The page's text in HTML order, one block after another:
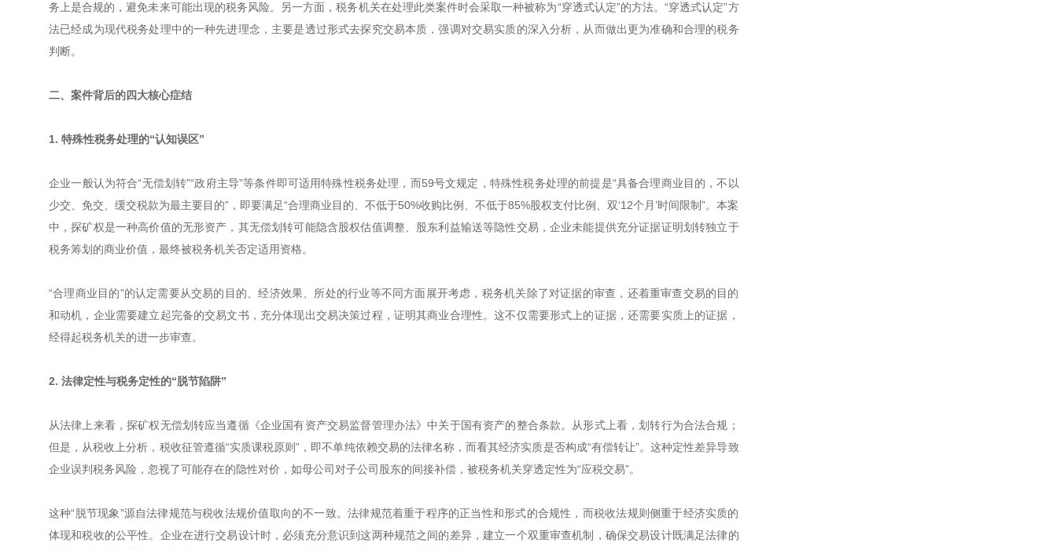
务上是合规的，避免未来可能出现的税务风险。另一方面，税务机关在处理此类案件时会采取一种被称为“穿透式认定”的方法。“穿透式认定”方
法已经成为现代税务处理中的一种先进理念，主要是透过形式去探究交易本质，强调对交易实质的深入分析，从而做出更为准确和合理的税务
判断。
二、案件背后的四大核心症结
1. 特殊性税务处理的“认知误区”
企业一般认为符合“无偿划转”“政府主导”等条件即可适用特殊性税务处理，而59号文规定，特殊性税务处理的前提是“具备合理商业目的，不以
少交、免交、缓交税款为最主要目的”，即要满足“合理商业目的、不低于50%收购比例、不低于85%股权支付比例、双‘12个月’时间限制”。本案
中，探矿权是一种高价值的无形资产，其无偿划转可能隐含股权估值调整、股东利益输送等隐性交易，企业未能提供充分证据证明划转独立于
税务筹划的商业价值，最终被税务机关否定适用资格。
“合理商业目的”的认定需要从交易的目的、经济效果、所处的行业等不同方面展开考虑，税务机关除了对证据的审查，还着重审查交易的目的
和动机，企业需要建立起完备的交易文书，充分体现出交易决策过程，证明其商业合理性。这不仅需要形式上的证据，还需要实质上的证据，
经得起税务机关的进一步审查。
2. 法律定性与税务定性的“脱节陷阱”
从法律上来看，探矿权无偿划转应当遵循《企业国有资产交易监督管理办法》中关于国有资产的整合条款。从形式上看，划转行为合法合规；
但是，从税收上分析，税收征管遵循“实质课税原则”，即不单纯依赖交易的法律名称，而看其经济实质是否构成“有偿转让”。这种定性差异导致
企业误判税务风险，忽视了可能存在的隐性对价，如母公司对子公司股东的间接补偿，被税务机关穿透定性为“应税交易”。
这种“脱节现象”源自法律规范与税收法规价值取向的不一致。法律规范着重于程序的正当性和形式的合规性，而税收法规则侧重于经济实质的
体现和税收的公平性。企业在进行交易设计时，必须充分意识到这两种规范之间的差异，建立一个双重审查机制，确保交易设计既满足法律的